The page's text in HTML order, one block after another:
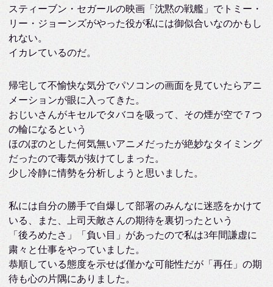
スティーブン・セガールの映画「沈黙の戦艦」でトミー・
リー・ジョーンズがやった役が私には御似合いなのかもし
れない。
イカレているのだ。
帰宅して不愉快な気分でパソコンの画面を見ていたらアニ
メーションが眼に入ってきた。
おじいさんがキセルでタバコを吸って、その煙が空で７つ
の輪になるという
ほのぼのとした何気無いアニメだったが絶妙なタイミング
だったので毒気が抜けてしまった。
少し冷静に情勢を分析しようと思いました。
私には自分の勝手で自爆して部署のみんなに迷惑をかけて
いる、また、上司天敵さんの期待を裏切ったという
「後ろめたさ」「負い目」があったので私は3年間謙虚に
粛々と仕事をやっていました。
恭順している態度を示せば僅かな可能性だが「再任」の期
待も心の片隅にありました。